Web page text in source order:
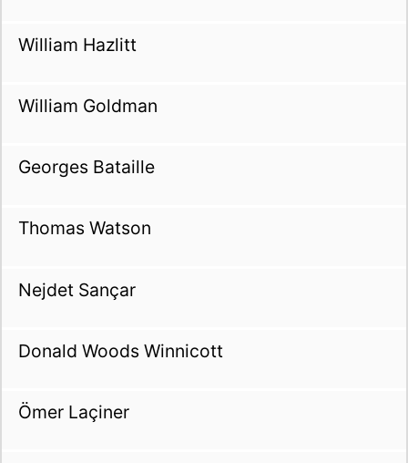
William Hazlitt
William Goldman
Georges Bataille
Thomas Watson
Nejdet Sançar
Donald Woods Winnicott
Ömer Laçiner